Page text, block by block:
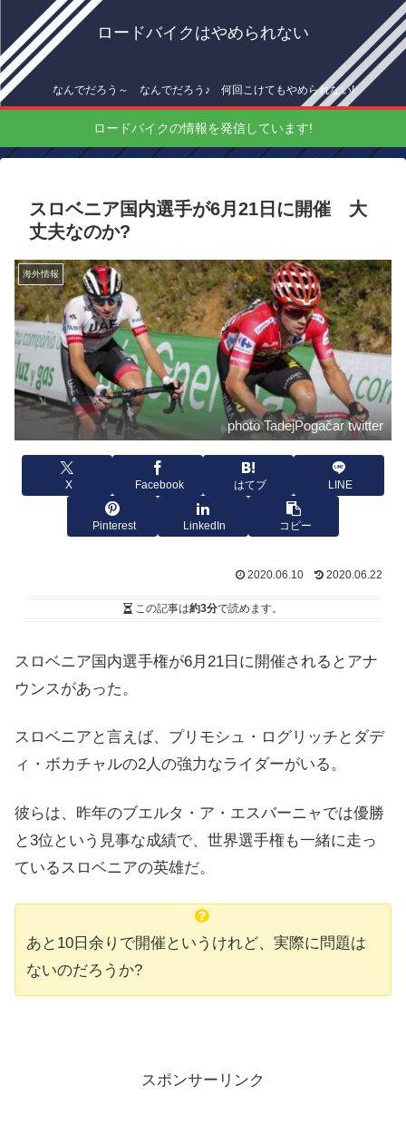
ロードバイクはやめられない
なんでだろう～ なんでだろう♪ 何回こけてもやめられない!
ロードバイクの情報を発信しています!
スロベニア国内選手が6月21日に開催 大
丈夫なのか?
海外情報
photo TadejPogačar twitter
X Facebook はてブ LINE
Pinterest LinkedIn コピー
2020.06.10 2020.06.22
この記事は約3分で読めます。
スロベニア国内選手権が6月21日に開催されるとアナ
ウンスがあった。
スロベニアと言えば、プリモシュ・ログリッチとダデ
ィ・ボカチャルの2人の強力なライダーがいる。
彼らは、昨年のブエルタ・ア・エスバーニャでは優勝
と3位という見事な成績で、世界選手権も一緒に走っ
ているスロベニアの英雄だ。
あと10日余りで開催というけれど、実際に問題は
ないのだろうか?
スポンサーリンク